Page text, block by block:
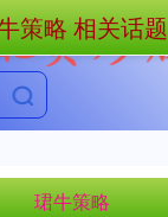
珺牛策略
策略 相关话题